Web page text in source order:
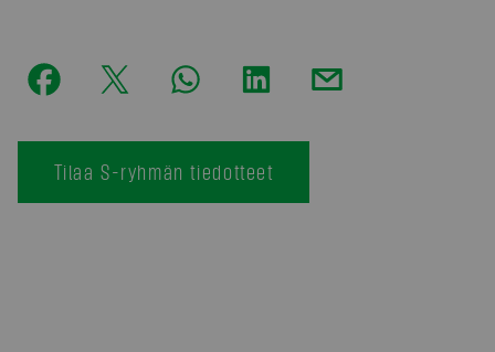
Tilaa S-ryhmän tiedotteet